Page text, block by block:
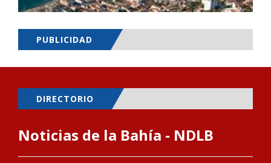
PUBLICIDAD
DIRECTORIO
Noticias de la Bahía - NDLB